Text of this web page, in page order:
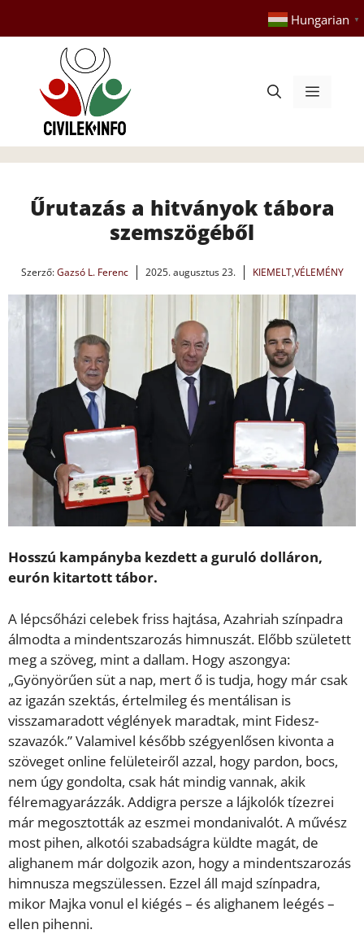
tartalomba
Hungarian ▼
Menü
Űrutazás a hitványok tábora
szemszögéből
Szerző:Gazsó L. Ferenc 2025. augusztus 23. KIEMELT,VÉLEMÉNY
Hosszú kampányba kezdett a guruló dolláron,
eurón kitartott tábor.
A lépcsőházi celebek friss hajtása, Azahriah színpadra
álmodta a mindentszarozás himnuszát. Előbb született
meg a szöveg, mint a dallam. Hogy aszongya:
„Gyönyörűen süt a nap, mert ő is tudja, hogy már csak
az igazán szektás, értelmileg és mentálisan is
visszamaradott véglények maradtak, mint Fidesz-
szavazók.” Valamivel később szégyenlősen kivonta a
szöveget online felületeiről azzal, hogy pardon, bocs,
nem úgy gondolta, csak hát mindig vannak, akik
félremagyarázzák. Addigra persze a lájkolók tízezrei
már megosztották az eszmei mondanivalót. A művész
most pihen, alkotói szabadságra küldte magát, de
alighanem már dolgozik azon, hogy a mindentszarozás
himnusza megszülessen. Ezzel áll majd színpadra,
mikor Majka vonul el kiégés – és alighanem leégés –
ellen pihenni.